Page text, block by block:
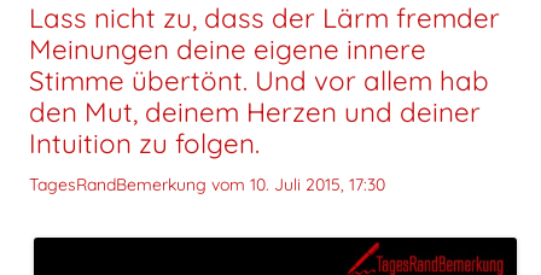
Lass nicht zu, dass der Lärm fremder
Meinungen deine eigene innere
Stimme übertönt. Und vor allem hab
den Mut, deinem Herzen und deiner
Intuition zu folgen.
TagesRandBemerkung vom 10. Juli 2015, 17:30